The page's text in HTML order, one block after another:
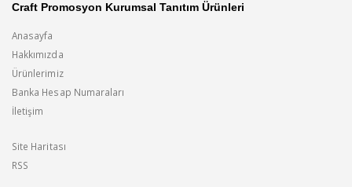
Craft Promosyon Kurumsal Tanıtım Ürünleri
Anasayfa
Hakkımızda
Ürünlerimiz
Banka Hesap Numaraları
İletişim
Site Haritası
RSS